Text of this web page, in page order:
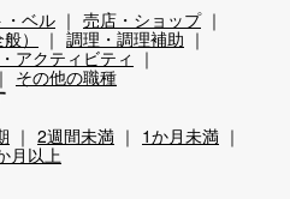
・ベル
売店・ショップ
）
調理・調理補助
アクティビティ
その他の職種
2週間未満
1か月未満
月以上